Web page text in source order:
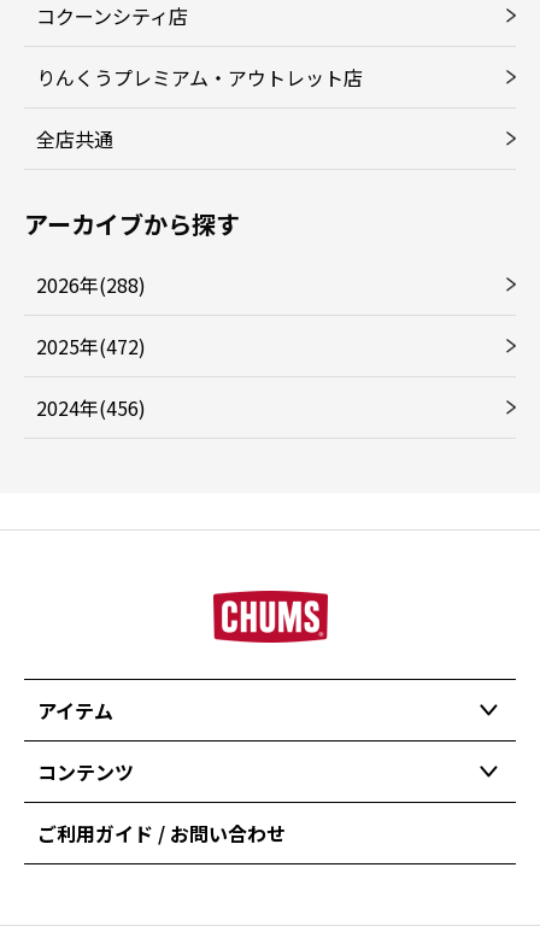
コクーンシティ店
りんくうプレミアム・アウトレット店
全店共通
アーカイブから探す
2026年(288)
2025年(472)
2024年(456)
アイテム
コンテンツ
ご利用ガイド / お問い合わせ